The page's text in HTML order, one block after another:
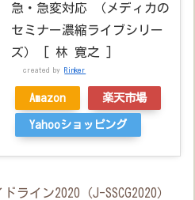
急・急変対応 （メディカの
セミナー濃縮ライブシリー
ズ） [ 林 寛之 ]
created by Rinker
Amazon 楽天市場
Yahooショッピング
ライン2020（J-SSCG2020）